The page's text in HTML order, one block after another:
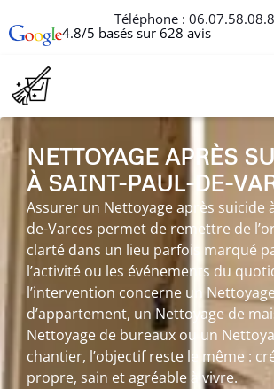
Téléphone :
4.8/5 basés sur 628 avis
NETTOYAGE APRÈS
À SAINT-PAUL-DE-
Assurer un Nettoyage après suicide
de-Varces permet de remettre de
clarté dans un lieu parfois marqué
l’activité ou les événements du
l’intervention concerne un Nettoyage
d’appartement, un Nettoyage de
Nettoyage de bureaux ou un
chantier, l’objectif reste le même :
propre, sain et agréable à vivre.